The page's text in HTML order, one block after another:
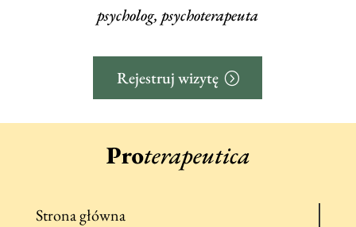
psycholog, psychoterapeuta
Rejestruj wizytę
Strona główna